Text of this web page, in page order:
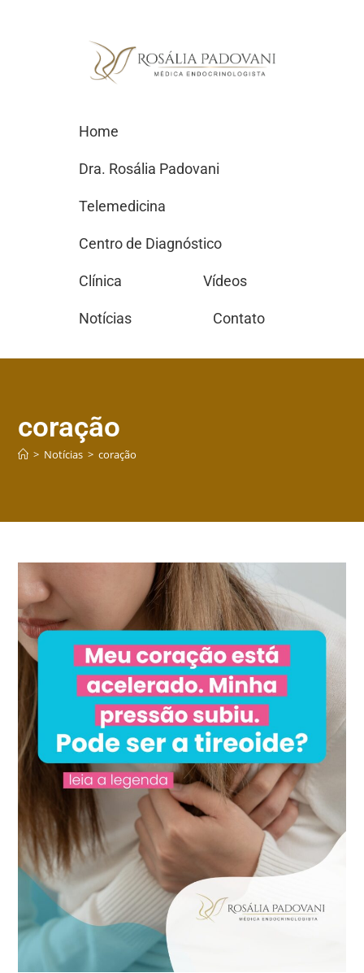
Home
Dra. Rosália Padovani
Telemedicina
Centro de Diagnóstico
Clínica Vídeos
Notícias Contato
coração
> Notícias > coração